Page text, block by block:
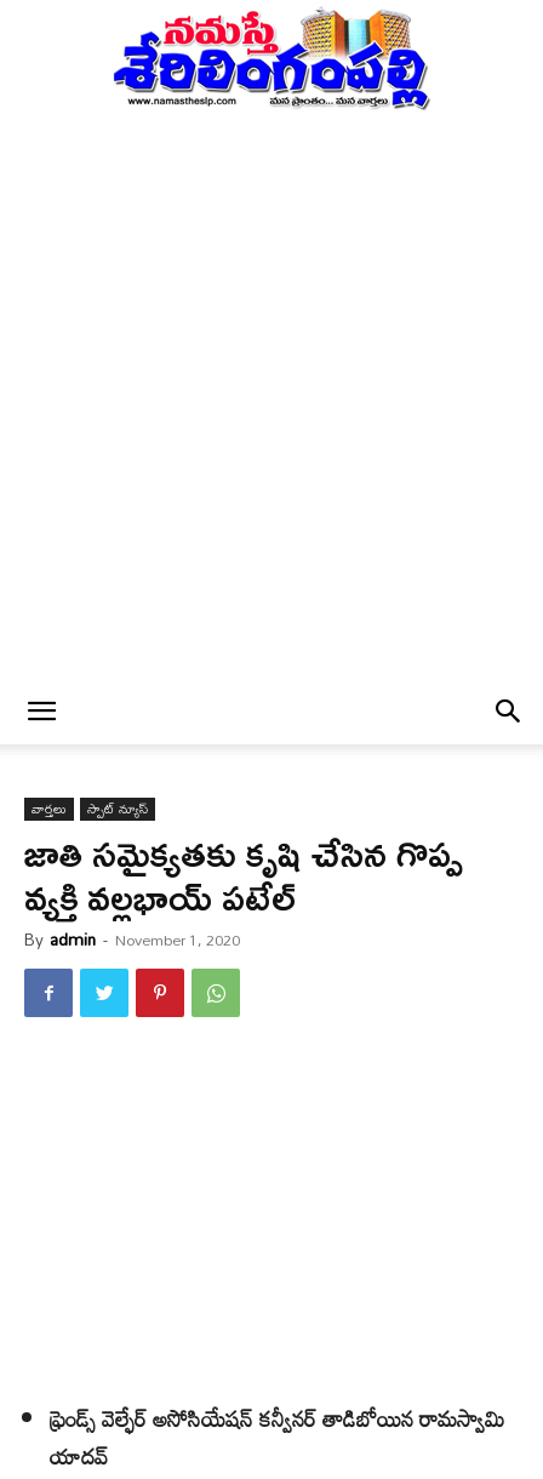
వార్త‌లు స్పాట్ న్యూస్
జాతి స‌మైక్య‌త‌కు కృషి చేసిన గొప్ప
వ్య‌క్తి వ‌ల్ల‌భాయ్ ప‌టేల్
By admin - November 1, 2020
ఫ్రెండ్స్ వెల్ఫేర్ అసోసియేషన్ క‌న్వీనర్ తాడిబోయిన రామస్వామి
యాదవ్